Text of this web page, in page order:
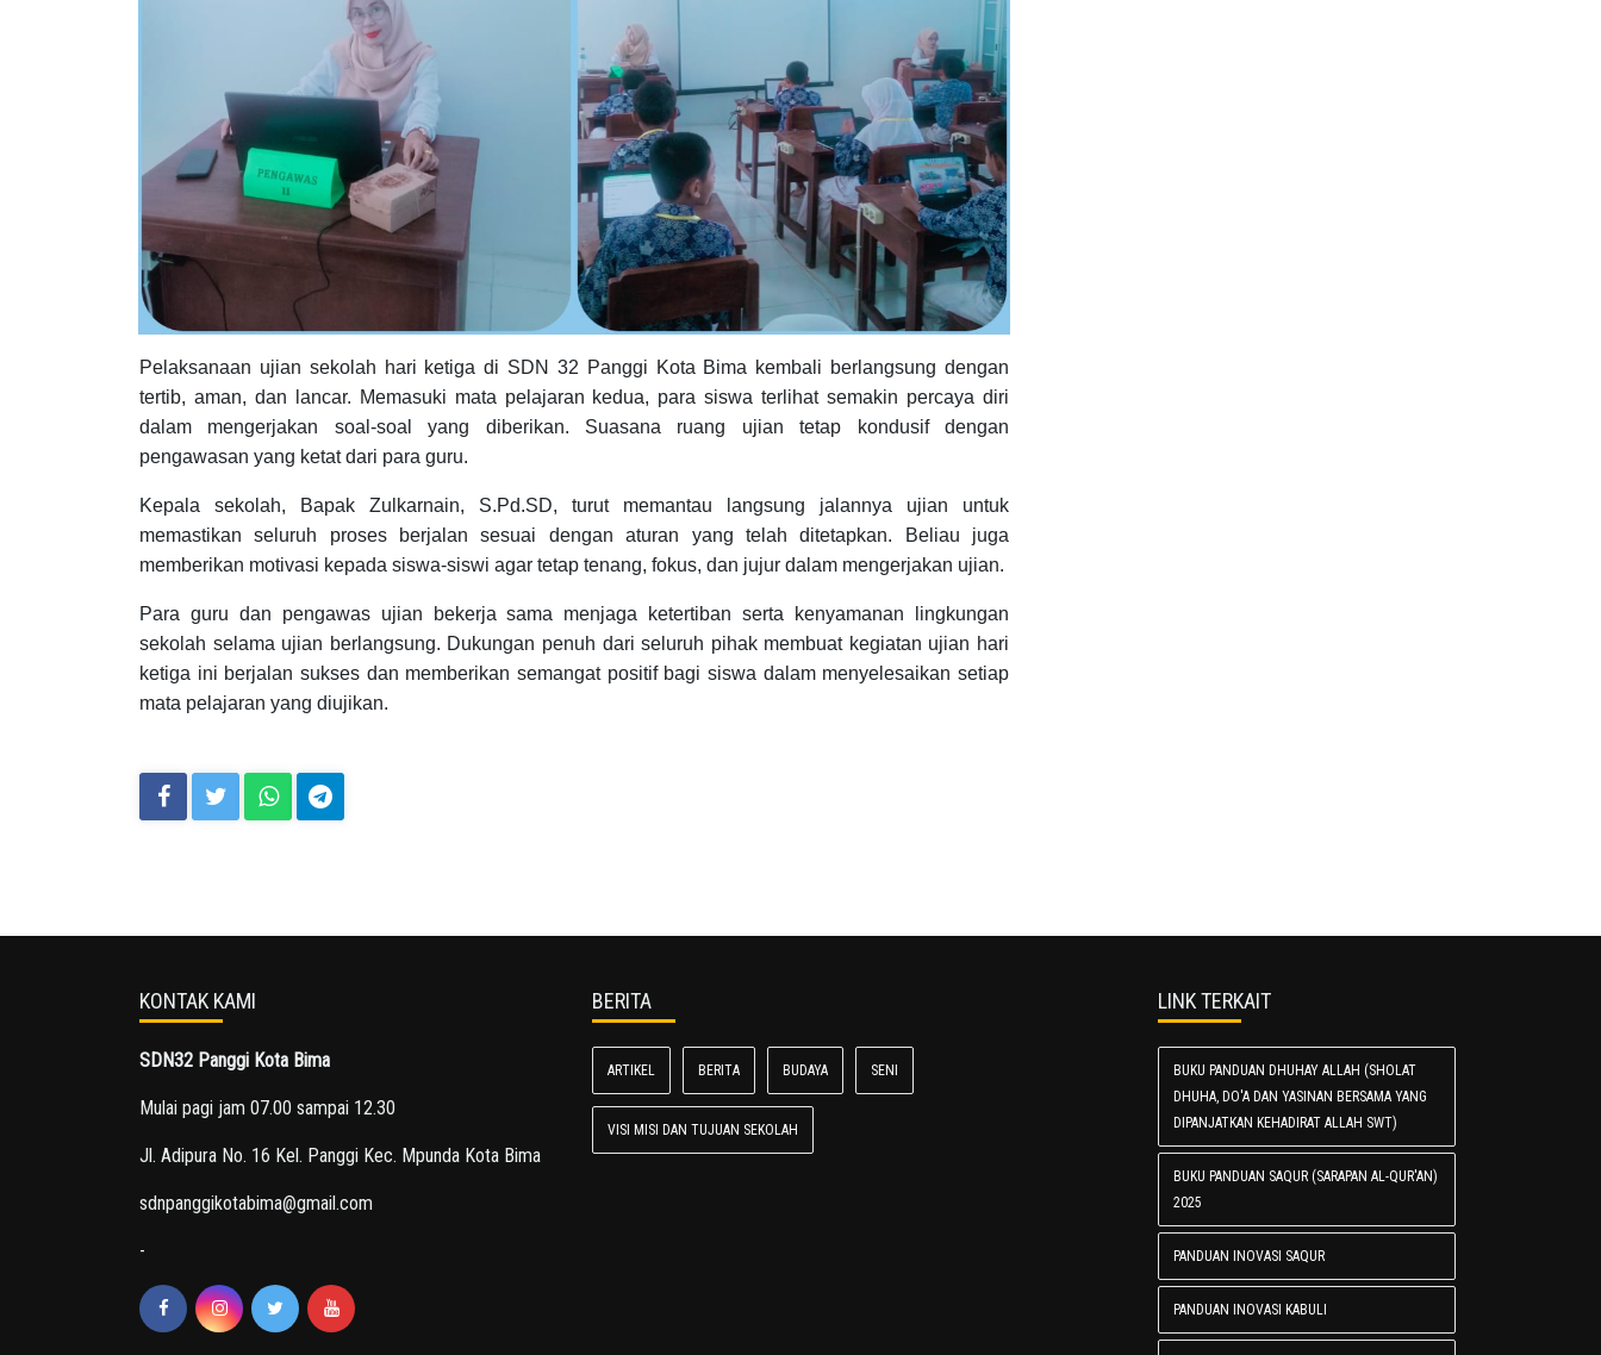
Pelaksanaan ujian sekolah hari ketiga di SDN 32 Panggi Kota Bima kembali berlangsung dengan
tertib, aman, dan lancar. Memasuki mata pelajaran kedua, para siswa terlihat semakin percaya diri
dalam mengerjakan soal-soal yang diberikan. Suasana ruang ujian tetap kondusif dengan
pengawasan yang ketat dari para guru.
Kepala sekolah, Bapak Zulkarnain, S.Pd.SD, turut memantau langsung jalannya ujian untuk
memastikan seluruh proses berjalan sesuai dengan aturan yang telah ditetapkan. Beliau juga
memberikan motivasi kepada siswa-siswi agar tetap tenang, fokus, dan jujur dalam mengerjakan ujian.
Para guru dan pengawas ujian bekerja sama menjaga ketertiban serta kenyamanan lingkungan
sekolah selama ujian berlangsung. Dukungan penuh dari seluruh pihak membuat kegiatan ujian hari
ketiga ini berjalan sukses dan memberikan semangat positif bagi siswa dalam menyelesaikan setiap
mata pelajaran yang diujikan.
KONTAK KAMI
SDN32 Panggi Kota Bima
Mulai pagi jam 07.00 sampai 12.30
Jl. Adipura No. 16 Kel. Panggi Kec. Mpunda Kota Bima
sdnpanggikotabima@gmail.com
-
BERITA
ARTIKEL BERITA BUDAYA SENI
VISI MISI DAN TUJUAN SEKOLAH
LINK TERKAIT
BUKU PANDUAN DHUHAY ALLAH (SHOLAT
DHUHA, DO'A DAN YASINAN BERSAMA YANG
DIPANJATKAN KEHADIRAT ALLAH SWT)
BUKU PANDUAN SAQUR (SARAPAN AL-QUR'AN)
2025
PANDUAN INOVASI SAQUR
PANDUAN INOVASI KABULI